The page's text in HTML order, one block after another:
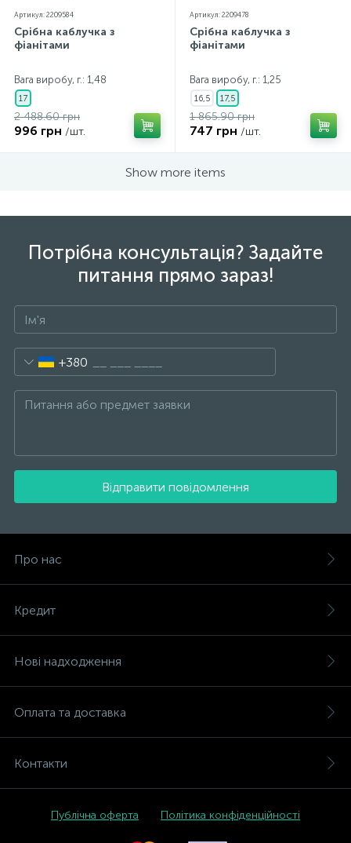
Артикул: 2209584
Срібна каблучка з
фіанітами
Вага виробу, г.: 1,48
17
2 488.60 грн
996 грн /шт.
Артикул: 2209478
Срібна каблучка з
фіанітами
Вага виробу, г.: 1,25
16,5 17,5
1 865.90 грн
747 грн /шт.
Show more items
Потрібна консультація? Задайте
питання прямо зараз!
+380
Відправити повідомлення
Про нас
Кредит
Нові надходження
Оплата та доставка
Контакти
Публічна оферта Політика конфіденційності